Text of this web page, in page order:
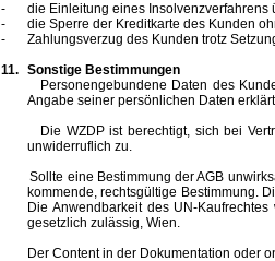
-
die Einleitung eines Insolvenzverfahrens
-
die Sperre der Kreditkarte des Kunden
-
Zahlungsverzug des Kunden trotz
11. Sonstige Bestimmungen
Personengebundene Daten des Kunden
Angabe seiner persönlichen Daten
Die WZDP ist berechtigt, sich bei
unwiderruflich zu.
Sollte eine Bestimmung der AGB
kommende, rechtsgültige Bestimmung.
Die Anwendbarkeit des UN-
gesetzlich zulässig, Wien.
Der Content in der Dokumentation oder